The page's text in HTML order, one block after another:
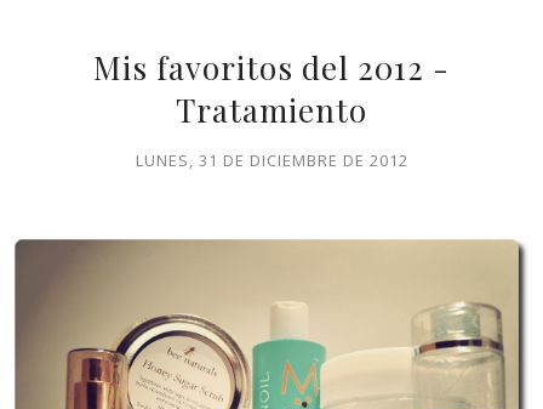
Mis favoritos del 2012 -
Tratamiento
LUNES, 31 DE DICIEMBRE DE 2012